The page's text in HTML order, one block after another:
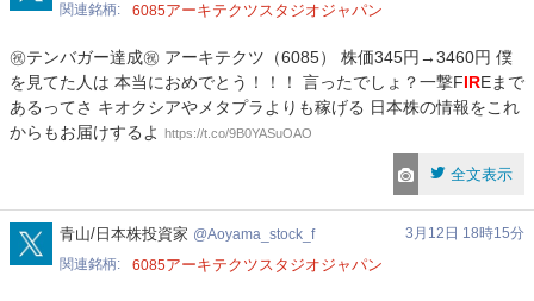
関連銘柄
6085アーキテクツスタジオジャパン
㊗️テンバガー達成㊗️ アーキテクツ（6085） 株価345円→3460円 僕
を見てた人は 本当におめでとう！！！ 言ったでしょ？一撃FIREまで
あるってさ キオクシアやメタプラよりも稼げる 日本株の情報をこれ
からもお届けするよ https://t.co/9B0YASuOAO
全文表示
Aoyama_stock_f
青山/日本株投資家 Aoyama_stock_f
3月12日 18時15分
関連銘柄
6085アーキテクツスタジオジャパン